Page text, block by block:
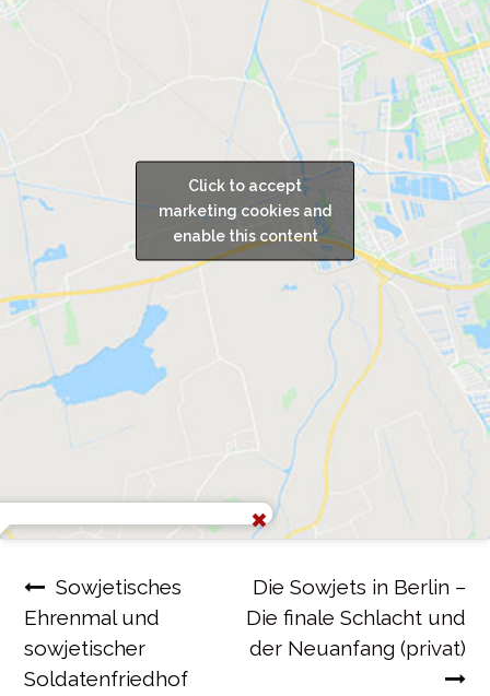
Click to accept
marketing cookies and
enable this content
Beitragsnavigation
Sowjetisches
Ehrenmal und
sowjetischer
Soldatenfriedhof
Die Sowjets in Berlin –
Die finale Schlacht und
der Neuanfang (privat)